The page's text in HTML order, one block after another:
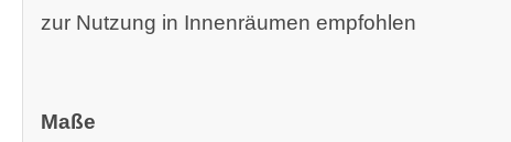
zur Nutzung in Innenräumen empfohlen
Maße